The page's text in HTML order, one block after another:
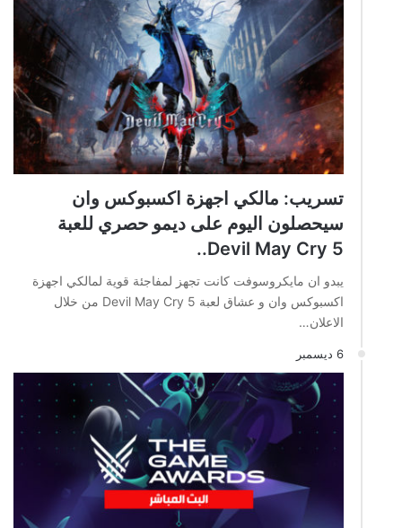
تسريب: مالكي اجهزة اكسبوكس وان
سيحصلون اليوم على ديمو حصري للعبة
Devil May Cry 5..
يبدو ان مايكروسوفت كانت تجهز لمفاجئة قوية لمالكي اجهزة
اكسبوكس وان و عشاق لعبة Devil May Cry 5 من خلال
الاعلان…
6 ديسمبر